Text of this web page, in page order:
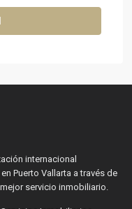
internacional
Puerto Vallarta a través de
servicio inmobiliario.